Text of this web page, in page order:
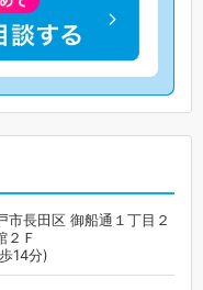
長田区 御船通１丁目２
２Ｆ
14分)